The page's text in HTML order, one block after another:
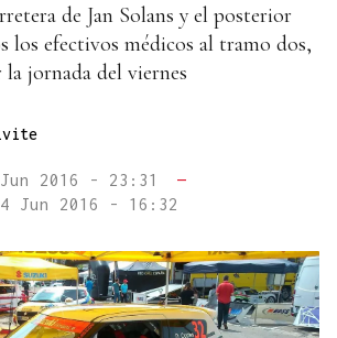
de Jan Solans y el posterior
los efectivos médicos al tramo dos,
la jornada del viernes
2016 - 23:31
—
Jun 2016 - 16:32